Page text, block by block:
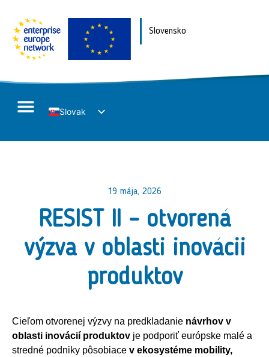
Slovensko
Slovak
19 mája, 2026
RESIST II – otvorená
výzva v oblasti inovácii
produktov
Cieľom otvorenej výzvy na predkladanie návrhov v
oblasti inovácií produktov je podporiť európske malé a
stredné podniky pôsobiace v ekosystéme mobility,